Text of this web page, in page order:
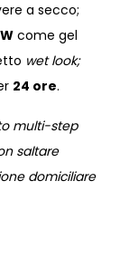
a secco;
come gel
wet look;
24 ore.
multi-step
saltare
domiciliare